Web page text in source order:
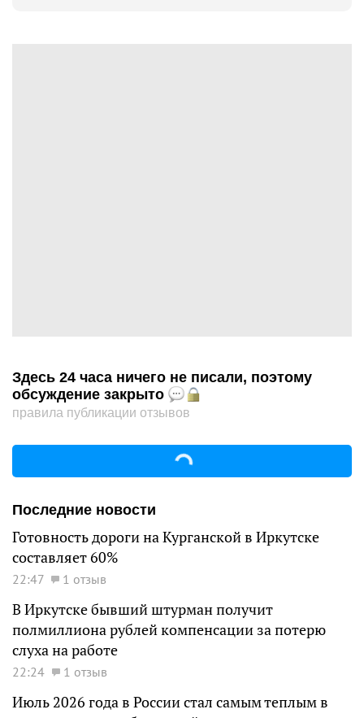
Здесь 24 часа ничего не писали, поэтому
обсуждение закрыто
правила публикации отзывов
Последние новости
Готовность дороги на Курганской в Иркутске
составляет 60%
22:47 1 отзыв
В Иркутске бывший штурман получит
полмиллиона рублей компенсации за потерю
слуха на работе
22:24 1 отзыв
Июль 2026 года в России стал самым теплым в